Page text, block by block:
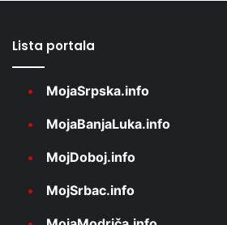
Lista portala
MojaSrpska.info
MojaBanjaLuka.info
MojDoboj.info
MojSrbac.info